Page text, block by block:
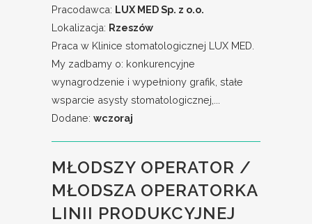
Pracodawca: LUX MED Sp. z o.o.
Lokalizacja: Rzeszów
Praca w Klinice stomatologicznej LUX MED.
My zadbamy o: konkurencyjne
wynagrodzenie i wypełniony grafik, stałe
wsparcie asysty stomatologicznej,...
Dodane: wczoraj
MŁODSZY OPERATOR /
MŁODSZA OPERATORKA
LINII PRODUKCYJNEJ